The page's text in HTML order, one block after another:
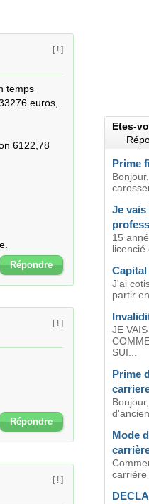
[ ! ]
temps
euros,
6122,78
Répondre
[ ! ]
Répondre
[ ! ]
Etes-
Prime
Je
15
licencié
J'ai
partir
JE
SUI...
Prime
Mode
carrière